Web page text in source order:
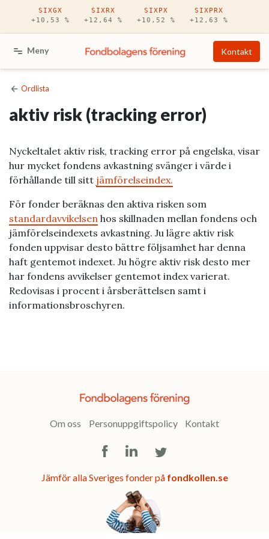
Hoppa till huvudinnehåll
SIXGX
+10,53 %
SIXRX
+12,64 %
SIXPX
+10,52 %
SIXPRX
+12,63 %
Meny Kontakt
Ordlista
aktiv risk (tracking error)
Nyckeltalet aktiv risk, tracking error på engelska, visar
hur mycket fondens avkastning svänger i värde i
förhållande till sitt jämförelseindex.
För fonder beräknas den aktiva risken som
standardavvikelsen hos skillnaden mellan fondens och
jämförelseindexets avkastning. Ju lägre aktiv risk
fonden uppvisar desto bättre följsamhet har denna
haft gentemot indexet. Ju högre aktiv risk desto mer
har fondens avvikelser gentemot index varierat.
Redovisas i procent i årsberättelsen samt i
informationsbroschyren.
Om oss Personuppgiftspolicy Kontakt
FacebookLinkedInTwitter
Jämför alla Sveriges fonder på fondkollen.se